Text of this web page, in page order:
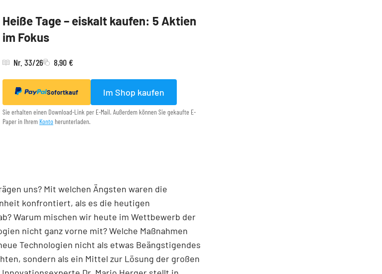
Heiße Tage – eiskalt kaufen: 5 Aktien
im Fokus
Nr. 33/26 8,90 €
Sofortkauf Im Shop kaufen
Sie erhalten einen Download-Link per E-Mail. Außerdem können Sie gekaufte E-
Paper in Ihrem Konto herunterladen.
uns? Mit welchen Ängsten waren die
konfrontiert, als es die heutigen
Warum mischen wir heute im Wettbewerb der
nicht ganz vorne mit? Welche Maßnahmen
Technologien nicht als etwas Beängstigendes
sondern als ein Mittel zur Lösung der großen